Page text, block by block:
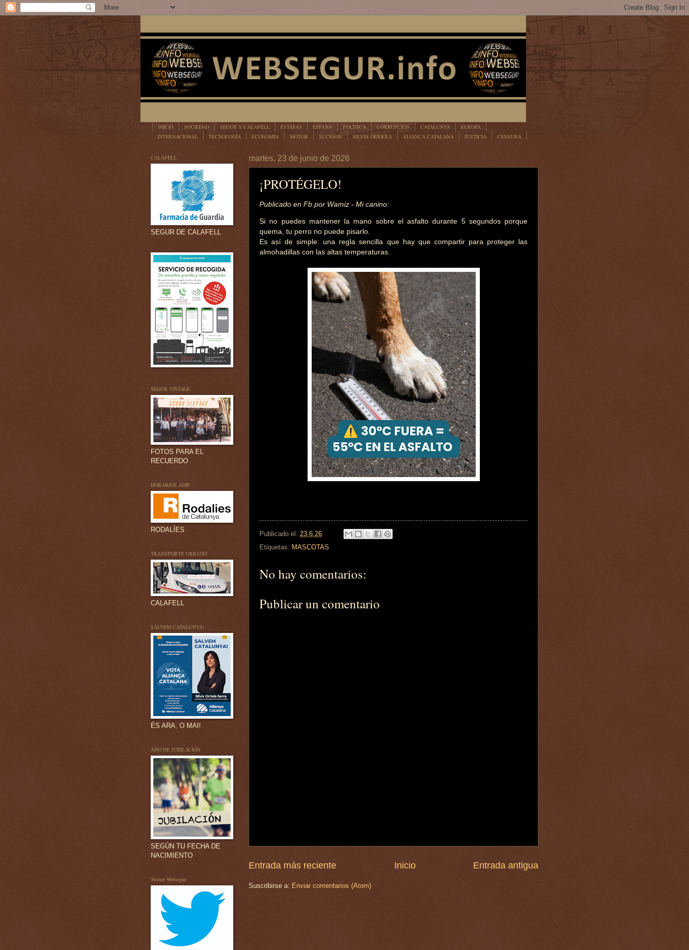
INICIO SOCIEDAD SEGUR Y CALAFELL ESTAFAS ESPAÑA POLÍTICA CORRUPCIÓN CATALUNYA
EUROPA
INTERNACIONAL
TECNOLOGÍA ECONOMÍA MOTOR SUCESOS SILVIA ORRIOLS ALIANÇA CATALANA JUSTICIA
CENSURA
martes, 23 de junio de 2026
¡PROTÉGELO!
Publicado en Fb por Wamiz - Mi canino:
Si no puedes mantener la mano sobre el asfalto durante 5 segundos porque
quema, tu perro no puede pisarlo.
Es así de simple: una regla sencilla que hay que compartir para proteger las
almohadillas con las altas temperaturas.
Publicado el: 23.6.26
Etiquetas: MASCOTAS
No hay comentarios:
Publicar un comentario
Entrada más reciente Entrada antigua
Inicio
Suscribirse a: Enviar comentarios (Atom)
CALAFELL
SEGUR DE CALAFELL
SEGUR VINTAGE
FOTOS PARA EL
RECUERDO
HORARIOS ADIF
RODALÍES
TRANSPORTE URBANO
CALAFELL
SALVEM CATALUNYA!
ÉS ARA, O MAI!
AÑO DE JUBILACIÓN
SEGÚN TU FECHA DE
NACIMIENTO
Twitter Websegur